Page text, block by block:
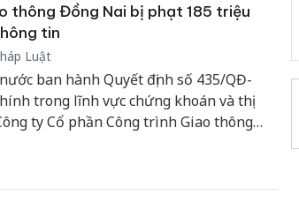
thông Đồng Nai bị phạt 185 triệu
tin
Luật
ban hành Quyết định số 435/QĐ-
trong lĩnh vực chứng khoán và thị
ty Cổ phần Công trình Giao thông